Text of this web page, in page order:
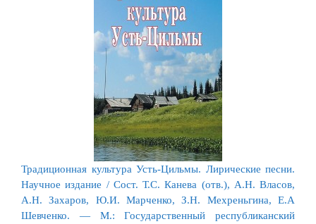
Традиционная культура Усть-Цильмы. Лирические песни.
Научное издание / Сост. Т.С. Канева (отв.), А.Н. Власов,
А.Н. Захаров, Ю.И. Марченко, З.Н. Мехреньгина, Е.А
Шевченко. — М.: Государственный республиканский